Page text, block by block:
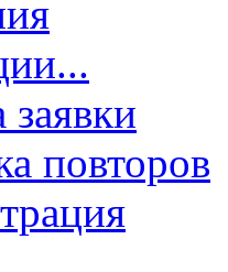
повторов